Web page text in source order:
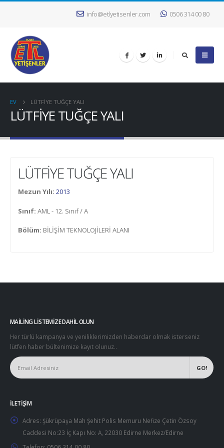
info@etlyetisenler.com 0506 314 00 80
EV LÜTFİYE TUĞÇE YALI
LÜTFİYE TUĞÇE YALI
LÜTFİYE TUĞÇE YALI
Mezun Yılı: 2013
Sınıf: AML - 12. Sınıf / A
Bölüm: BİLİŞİM TEKNOLOJİLERİ ALANI
MAILING LISTEMIZE DAHIL OLUN
Her türlü kampanya ve yeniliklerimizden haberdar olmak isterseniz
lütfen haber bültenimize kayıt olunuz..
İLETIŞIM
Adres: Şükrüpaşa Mah Şehit Polis Memuru Nefize Çetin Özsoy
Caddesi No:23 İç Kapı No: A, 22030 Edirne Merkez/Edirne